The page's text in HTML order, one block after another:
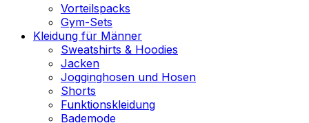
Vorteilspacks
Gym-Sets
Kleidung für Männer
Sweatshirts & Hoodies
Jacken
Jogginghosen und Hosen
Shorts
Funktionskleidung
Bademode